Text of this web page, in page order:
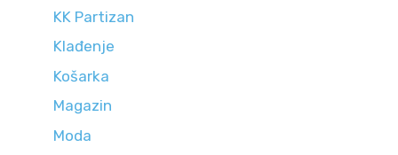
KK Partizan
Klađenje
Košarka
Magazin
Moda